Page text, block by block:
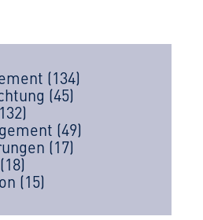
(134)
(45)
(49)
(17)
(18)
(15)